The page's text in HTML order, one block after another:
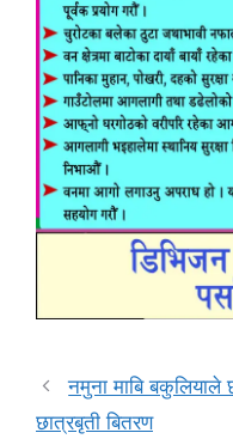
नमुना माबि बकुलियाले
छात्रबृती बितरण